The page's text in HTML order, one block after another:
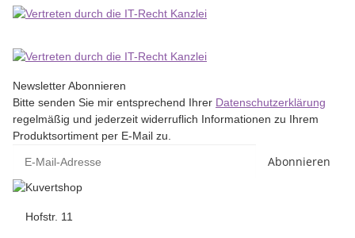
Newsletter Abonnieren
Bitte senden Sie mir entsprechend Ihrer Datenschutzerklärung
regelmäßig und jederzeit widerruflich Informationen zu Ihrem
Produktsortiment per E-Mail zu.
Abonnieren
Hofstr. 11